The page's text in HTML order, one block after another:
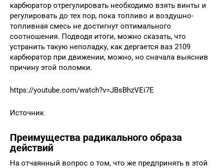
карбюратор отрегулировать необходимо взять винты и
регулировать до тех пор, пока топливо и воздушно-
топливная смесь не достигнут оптимального
соотношения. Подводя итоги, можно сказать, что
устранить такую неполадку, как дергается ваз 2109
карбюратор при движении, можно, но сначала выяснив
причину этой поломки.
https://youtube.com/watch?v=JBsBhzVEi7E
Источник
Преимущества радикального образа
действий
На отчаянный вопрос о том, что же предпринять в этой